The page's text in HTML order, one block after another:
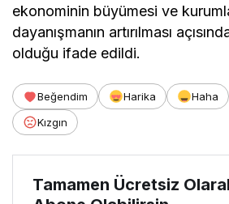
ekonominin büyümesi ve
dayanışmanın artırılması
olduğu ifade edildi.
Beğendim Harika Haha
Kızgın
Tamamen Ücretsiz